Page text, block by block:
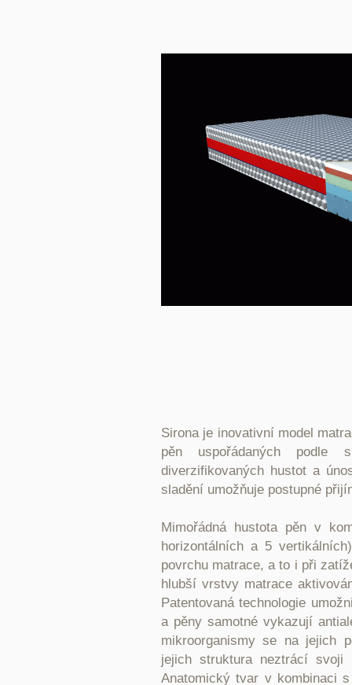
Sirona je inovativní model
pěn uspořádaných podle
diverzifikovaných hustot a
sladění umožňuje postupné
Mimořádná hustota pěn v
horizontálních a 5
povrchu matrace, a to i při
hlubší vrstvy matrace
Patentovaná technologie
a pěny samotné vykazují
mikroorganismy se na jejich
jejich struktura neztrácí svoji
Anatomický tvar v kombinaci